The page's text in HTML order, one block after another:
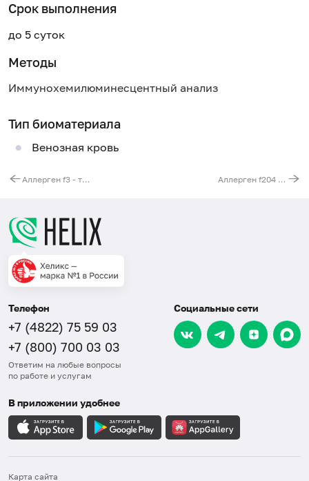
Срок выполнения
до 5 суток
Методы
Иммунохемилюминесцентный анализ
Тип биоматериала
Венозная кровь
Аллерген f3 - треска, IgG Аллерген f204 - форель, IgG
Телефон
+7 (4822) 75 59 03
+7 (800) 700 03 03
Ответим на любые вопросы
по работе и услугам
Социальные сети
В приложении удобнее
Карта сайта